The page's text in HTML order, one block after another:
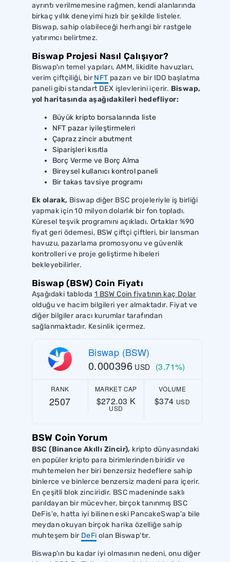
ayrıntı verilmemesine rağmen, kendi alanlarında
birkaç yıllık deneyimi hızlı bir şekilde listeler.
Biswap, sahip olabileceği herhangi bir rastgele
yatırımcı belirtmez.
Biswap Projesi Nasıl Çalışıyor?
Biswap'ın temel yapıları, AMM, likidite havuzları,
verim çiftçiliği, birNFT pazarı ve bir IDO başlatma
paneli gibi standart DEX işlevlerini içerir. Biswap,
yol haritasında aşağıdakileri hedefliyor:
Büyük kripto borsalarında liste
NFT pazar iyileştirmeleri
Çapraz zincir abutment
Siparişleri kısıtla
Borç Verme ve Borç Alma
Bireysel kullanıcı kontrol paneli
Bir takas tavsiye programı
Ek olarak, Biswap diğer BSC projeleriyle iş birliği
yapmak için 10 milyon dolarlık bir fon topladı.
Küresel teşvik programını açıkladı. Ortaklar %90
fiyat geri ödemesi, BSW çiftçi çiftleri, bir lansman
havuzu, pazarlama promosyonu ve güvenlik
kontrolleri ve proje geliştirme hibeleri
bekleyebilirler.
Biswap (BSW) Coin Fiyatı
Aşağıdaki tabloda 1 BSW Coin fiyatının kaç Dolar
olduğu ve hacim bilgileri yer almaktadır. Fiyat ve
diğer bilgiler aracı kurumlar tarafından
sağlanmaktadır. Kesinlik içermez.
Biswap (BSW)
0.000396 USD (3.71%)
RANK
2507
MARKET CAP
$272.03 K
USD
VOLUME
$374 USD
BSW Coin Yorum
BSC (Binance Akıllı Zincir), kripto dünyasındaki
en popüler kripto para birimlerinden biridir ve
muhtemelen her biri benzersiz hedeflere sahip
binlerce ve binlerce benzersiz madeni para içerir.
En çeşitli blok zinciridir. BSC madeninde saklı
parıldayan bir mücevher, birçok tanınmış BSC
DeFis'e, hatta iyi bilinen eski PancakeSwap'a bile
meydan okuyan birçok harika özelliğe sahip
muhteşem bir DeFi olan Biswap'tır.
Biswap'ın bu kadar iyi olmasının nedeni, onu diğer